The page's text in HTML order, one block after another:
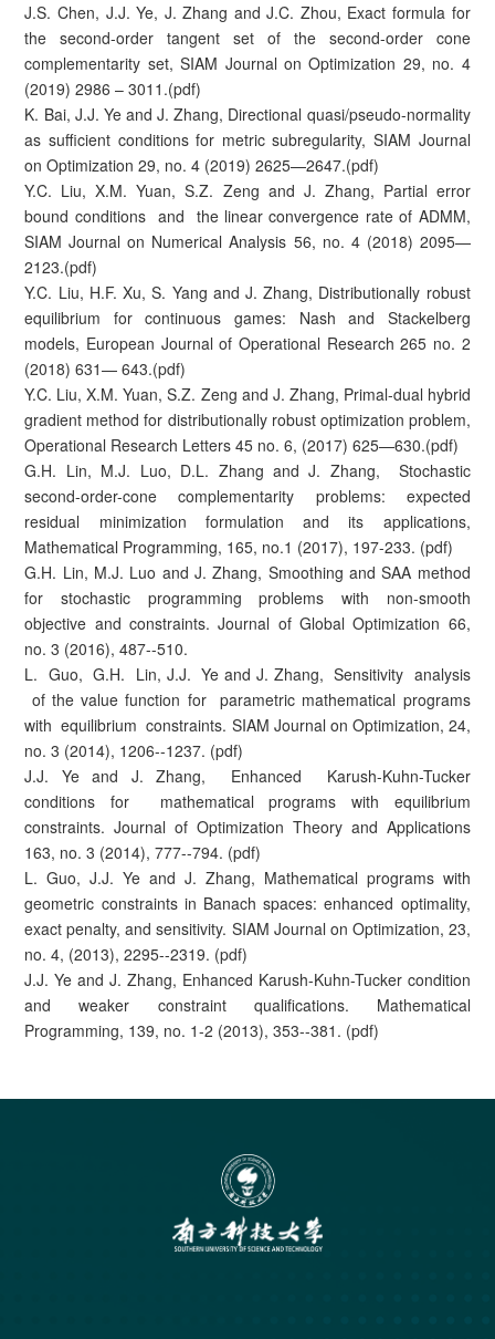
J.S. Chen, J.J. Ye, J. Zhang and J.C. Zhou, Exact formula for
the second-order tangent set of the second-order cone
complementarity set, SIAM Journal on Optimization 29, no. 4
(2019) 2986 – 3011.(pdf)
K. Bai, J.J. Ye and J. Zhang, Directional quasi/pseudo-normality
as sufficient conditions for metric subregularity, SIAM Journal
on Optimization 29, no. 4 (2019) 2625—2647.(pdf)
Y.C. Liu, X.M. Yuan, S.Z. Zeng and J. Zhang, Partial error
bound conditions and the linear convergence rate of ADMM,
SIAM Journal on Numerical Analysis 56, no. 4 (2018) 2095—
2123.(pdf)
Y.C. Liu, H.F. Xu, S. Yang and J. Zhang, Distributionally robust
equilibrium for continuous games: Nash and Stackelberg
models, European Journal of Operational Research 265 no. 2
(2018) 631— 643.(pdf)
Y.C. Liu, X.M. Yuan, S.Z. Zeng and J. Zhang, Primal-dual hybrid
gradient method for distributionally robust optimization problem,
Operational Research Letters 45 no. 6, (2017) 625—630.(pdf)
G.H. Lin, M.J. Luo, D.L. Zhang and J. Zhang, Stochastic
second-order-cone complementarity problems: expected
residual minimization formulation and its applications,
Mathematical Programming, 165, no.1 (2017), 197-233. (pdf)
G.H. Lin, M.J. Luo and J. Zhang, Smoothing and SAA method
for stochastic programming problems with non-smooth
objective and constraints. Journal of Global Optimization 66,
no. 3 (2016), 487--510.
L. Guo, G.H. Lin, J.J. Ye and J. Zhang, Sensitivity analysis
of the value function for parametric mathematical programs
with equilibrium constraints. SIAM Journal on Optimization, 24,
no. 3 (2014), 1206--1237. (pdf)
J.J. Ye and J. Zhang, Enhanced Karush-Kuhn-Tucker
conditions for mathematical programs with equilibrium
constraints. Journal of Optimization Theory and Applications
163, no. 3 (2014), 777--794. (pdf)
L. Guo, J.J. Ye and J. Zhang, Mathematical programs with
geometric constraints in Banach spaces: enhanced optimality,
exact penalty, and sensitivity. SIAM Journal on Optimization, 23,
no. 4, (2013), 2295--2319. (pdf)
J.J. Ye and J. Zhang, Enhanced Karush-Kuhn-Tucker condition
and weaker constraint qualifications. Mathematical
Programming, 139, no. 1-2 (2013), 353--381. (pdf)